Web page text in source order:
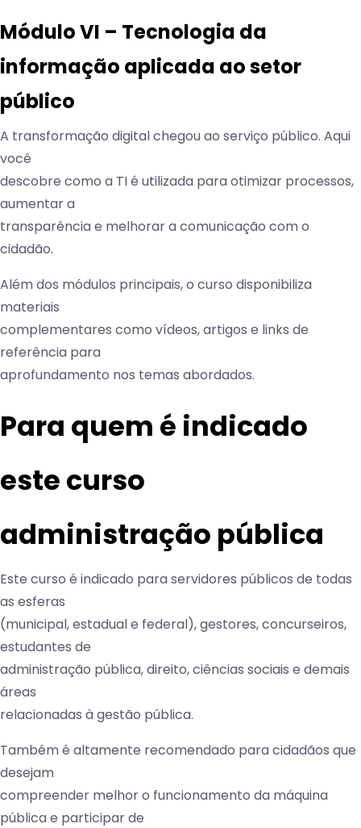
Módulo VI – Tecnologia da
informação aplicada ao setor
público
A transformação digital chegou ao serviço público. Aqui
você
descobre como a TI é utilizada para otimizar processos,
aumentar a
transparência e melhorar a comunicação com o
cidadão.
Além dos módulos principais, o curso disponibiliza
materiais
complementares como vídeos, artigos e links de
referência para
aprofundamento nos temas abordados.
Para quem é indicado
este curso
administração pública
Este curso é indicado para servidores públicos de todas
as esferas
(municipal, estadual e federal), gestores, concurseiros,
estudantes de
administração pública, direito, ciências sociais e demais
áreas
relacionadas à gestão pública.
Também é altamente recomendado para cidadãos que
desejam
compreender melhor o funcionamento da máquina
pública e participar de